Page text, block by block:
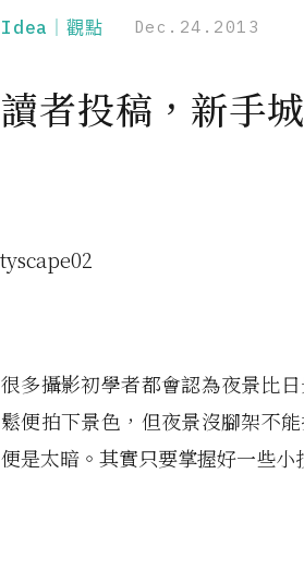
Idea｜觀點 Dec.24.2013
讀者投稿，新手
很多攝影初學者都會認為夜景比
鬆便拍下景色，但夜景沒腳架不
便是太暗。其實只要掌握好一些